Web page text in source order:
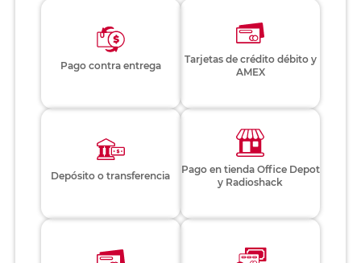
Pago contra entrega
Tarjetas de crédito débito y
AMEX
Depósito o transferencia
Pago en tienda Office Depot
y Radioshack